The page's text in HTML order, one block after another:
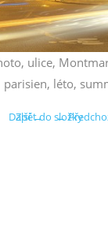
ulice,
parisien, léto,
←
Další →
Zpět do složky